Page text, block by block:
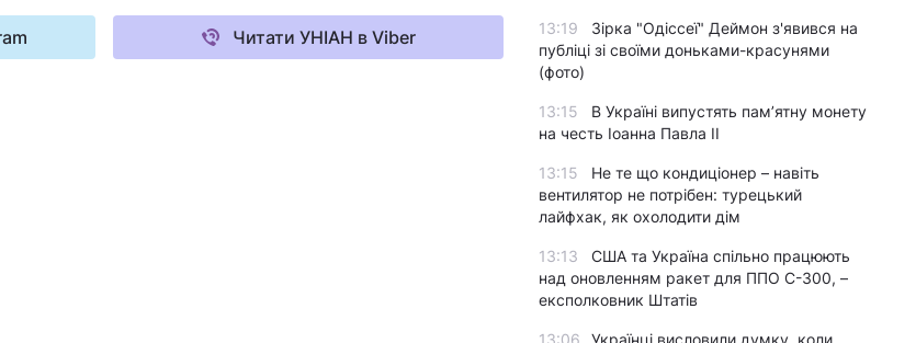
Читати УНІАН в Viber 13:19
Зірка "Одіссеї" Деймон з'явився на
публіці зі своїми доньками-красунями
(фото)
13:15
В Україні випустять пам’ятну монету
на честь Іоанна Павла II
13:15
Не те що кондиціонер – навіть
вентилятор не потрібен: турецький
лайфхак, як охолодити дім
13:13
США та Україна спільно працюють
над оновленням ракет для ППО С-300, –
експолковник Штатів
13:06 Українці висловили думку, коли